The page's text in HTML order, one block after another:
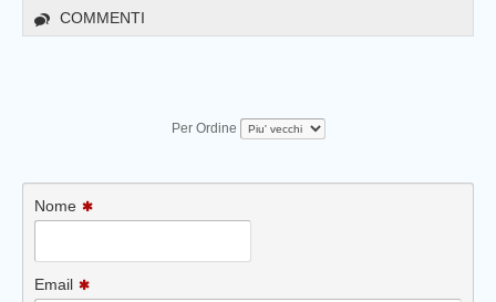
COMMENTI
Per Ordine
Nome
Email